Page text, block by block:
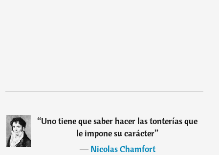
“Uno tiene que saber hacer las tonterías que
le impone su carácter”
―Nicolas Chamfort